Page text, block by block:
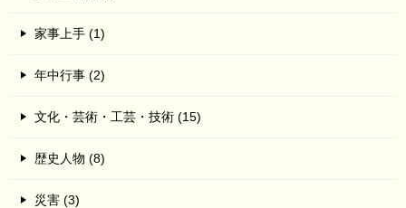
家事上手 (1)
年中行事 (2)
文化・芸術・工芸・技術 (15)
歴史人物 (8)
災害 (3)